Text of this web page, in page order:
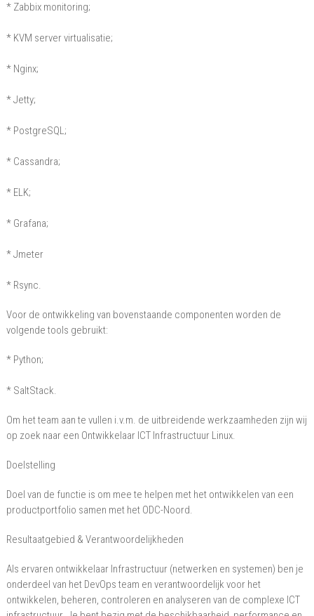
* Zabbix monitoring;
* KVM server virtualisatie;
* Nginx;
* Jetty;
* PostgreSQL;
* Cassandra;
* ELK;
* Grafana;
* Jmeter
* Rsync.
Voor de ontwikkeling van bovenstaande componenten worden de
volgende tools gebruikt:
* Python;
* SaltStack.
Om het team aan te vullen i.v.m. de uitbreidende werkzaamheden zijn wij
op zoek naar een Ontwikkelaar ICT Infrastructuur Linux.
Doelstelling
Doel van de functie is om mee te helpen met het ontwikkelen van een
productportfolio samen met het ODC-Noord.
Resultaatgebied & Verantwoordelijkheden
Als ervaren ontwikkelaar Infrastructuur (netwerken en systemen) ben je
onderdeel van het DevOps team en verantwoordelijk voor het
ontwikkelen, beheren, controleren en analyseren van de complexe ICT